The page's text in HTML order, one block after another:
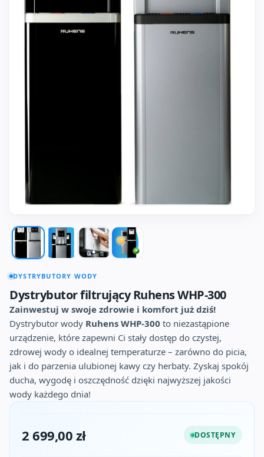
DYSTRYBUTORY WODY
Dystrybutor filtrujący Ruhens WHP-300
Zainwestuj w swoje zdrowie i komfort już dziś!
Dystrybutor wody Ruhens WHP-300 to niezastąpione
urządzenie, które zapewni Ci stały dostęp do czystej,
zdrowej wody o idealnej temperaturze – zarówno do picia,
jak i do parzenia ulubionej kawy czy herbaty. Zyskaj spokój
ducha, wygodę i oszczędność dzięki najwyższej jakości
wody każdego dnia!
2 699,00 zł DOSTĘPNY